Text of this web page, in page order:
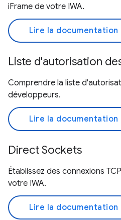
iFrame de votre IWA.
Lire la documentation
Liste d'autorisation
Comprendre la liste
développeurs.
Lire la documentation
Direct Sockets
Établissez des connexions
votre IWA.
Lire la documentation